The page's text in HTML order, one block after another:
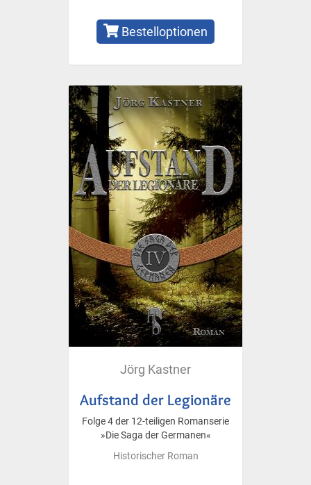
Bestelloptionen
Jörg Kastner
Aufstand der Legionäre
Folge 4 der 12-teiligen Romanserie
»Die Saga der Germanen«
Historischer Roman